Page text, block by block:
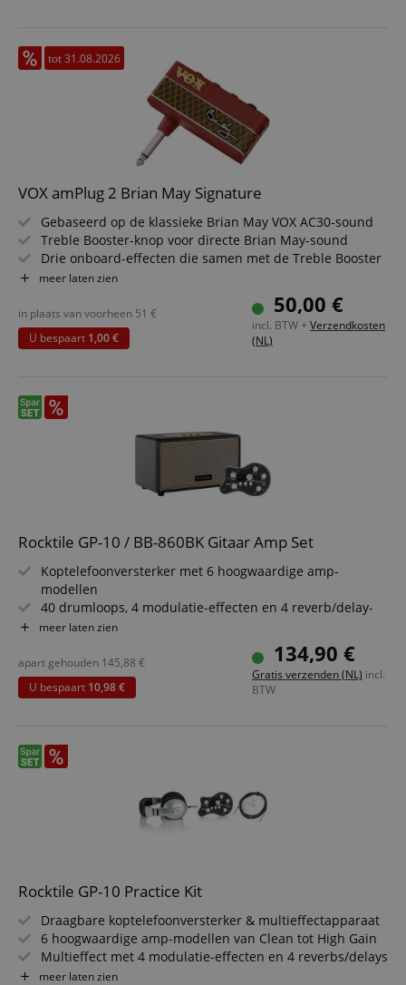
tot 31.08.2026
VOX amPlug 2 Brian May Signature
Gebaseerd op de klassieke Brian May VOX AC30-sound
Treble Booster-knop voor directe Brian May-sound
Drie onboard-effecten die samen met de Treble Booster
gebruikt kunnen worden
Stereo-delay met tap-tempo, phaser & chorus
Ingebouwde ritmepatronen, waaronder een origineel
sample van het "We will Rock You" stampen/klappen
Koptelefoonaansluiting: 3,5 mm jack, AUX-in: 3,5 mm
meer laten zien
50,00 €
incl. BTW + Verzendkosten
(NL)
in plaats van voorheen 51 €
U bespaart 1,00 €
Rocktile GP-10 / BB-860BK Gitaar Amp Set
Koptelefoonversterker met 6 hoogwaardige amp-
modellen
40 drumloops, 4 modulatie-effecten en 4 reverb/delay-
effecten
Premium Bluetooth speaker met behuizing in lederlook
5" fullrange speaker voor diepe bassen
Inclusief aux-kabel
meer laten zien
134,90 €
Gratis verzenden (NL) incl.
BTW
apart gehouden 145,88 €
U bespaart 10,98 €
Rocktile GP-10 Practice Kit
Draagbare koptelefoonversterker & multieffectapparaat
6 hoogwaardige amp-modellen van Clean tot High Gain
Multieffect met 4 modulatie-effecten en 4 reverbs/delays
Hoogwaardige, dynamische DJ-koptelefoon
meer laten zien